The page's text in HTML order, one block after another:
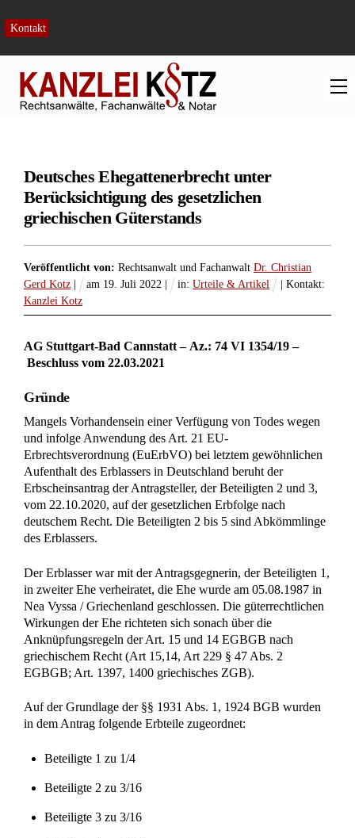
content
Kontakt
Deutsches Ehegattenerbrecht unter
Berücksichtigung des gesetzlichen
griechischen Güterstands
Veröffentlicht von: Rechtsanwalt und Fachanwalt Dr. Christian
Gerd Kotz
am 19.Juli 2022 in:Urteile & Artikel
| Kontakt:
Kanzlei Kotz
AG Stuttgart-Bad Cannstatt – Az.: 74 VI 1354/19 –
Beschluss vom 22.03.2021
Gründe
Mangels Vorhandensein einer Verfügung von Todes wegen
und infolge Anwendung des Art. 21 EU-
Erbrechtsverordnung (EuErbVO) bei letztem gewöhnlichen
Aufenthalt des Erblassers in Deutschland beruht der
Erbscheinsantrag der Antragsteller, der Beteiligten 2 und 3,
vom 22.10.2020, auf der gesetzlichen Erbfolge nach
deutschem Recht. Die Beteiligten 2 bis 5 sind Abkömmlinge
des Erblassers.
Der Erblasser war mit der Antragsgegnerin, der Beteiligten 1,
in zweiter Ehe verheiratet, die Ehe wurde am 05.08.1987 in
Nea Vyssa / Griechenland geschlossen. Die güterrechtlichen
Wirkungen der Ehe richteten sich sonach über die
Anknüpfungsregeln der Art. 15 und 14 EGBGB nach
griechischem Recht (Art 15,14, Art 229 § 47 Abs. 2
EGBGB; Art. 1397, 1400 griechisches ZGB).
Auf der Grundlage der §§ 1931 Abs. 1, 1924 BGB wurden
in dem Antrag folgende Erbteile zugeordnet:
Beteiligte 1 zu 1/4
Beteiligte 2 zu 3/16
Beteiligte 3 zu 3/16